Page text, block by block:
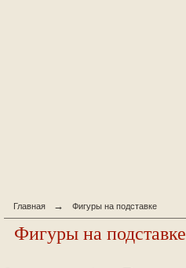
Главная → Фигуры на подставке
Фигуры на подставке